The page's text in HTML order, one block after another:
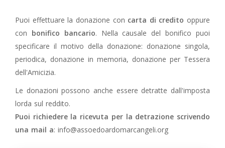
Puoi effettuare la donazione con carta di credito oppure
con bonifico bancario. Nella causale del bonifico puoi
specificare il motivo della donazione: donazione singola,
periodica, donazione in memoria, donazione per Tessera
dell'Amicizia.
Le donazioni possono anche essere detratte dall'imposta
lorda sul reddito.
Puoi richiedere la ricevuta per la detrazione scrivendo
una mail a: info@assoedoardomarcangeli.org